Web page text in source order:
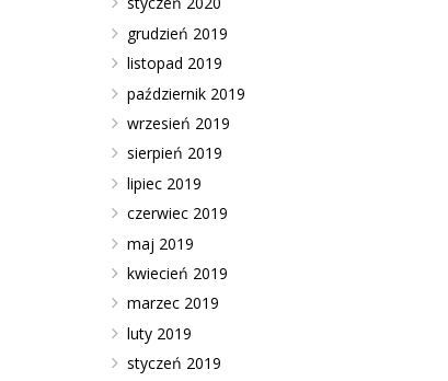
grudzień 2019
listopad 2019
październik 2019
wrzesień 2019
sierpień 2019
lipiec 2019
czerwiec 2019
maj 2019
kwiecień 2019
marzec 2019
luty 2019
styczeń 2019